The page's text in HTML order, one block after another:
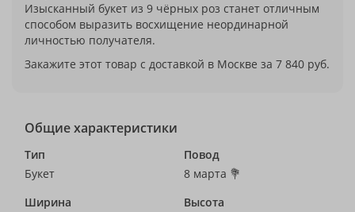
Изысканный букет из 9 чёрных роз станет отличным
способом выразить восхищение неординарной
личностью получателя.
Закажите этот товар с доставкой в Москве за 7 840 руб.
Общие характеристики
Тип
Букет
Повод
8 марта 💐
Ширина
Высота